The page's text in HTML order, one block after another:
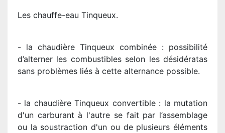
Les chauffe-eau Tinqueux.
- la chaudière Tinqueux combinée : possibilité
d’alterner les combustibles selon les désidératas
sans problèmes liés à cette alternance possible.
- la chaudière Tinqueux convertible : la mutation
d'un carburant à l'autre se fait par l’assemblage
ou la soustraction d'un ou de plusieurs éléments